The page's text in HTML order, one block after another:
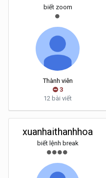
biết zoom
Thành viên
3
12 bài viết
xuanhaithanhhoa
biết lệnh break